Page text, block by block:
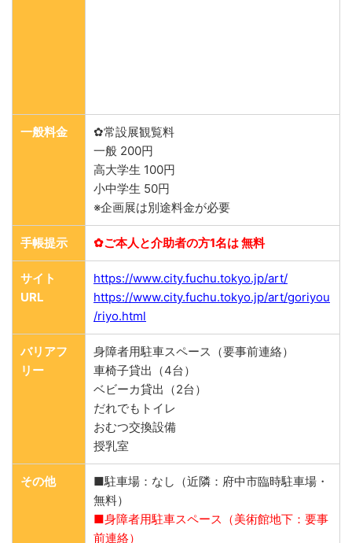
一般料金
✿常設展観覧料
一般 200円
高大学生 100円
小中学生 50円
※企画展は別途料金が必要
手帳提示 ✿ご本人と介助者の方1名は 無料
サイト
URL
https://www.city.fuchu.tokyo.jp/art/
https://www.city.fuchu.tokyo.jp/art/goriyou
/riyo.html
バリアフ
リー
身障者用駐車スペース（要事前連絡）
車椅子貸出（4台）
ベビーカ貸出（2台）
だれでもトイレ
おむつ交換設備
授乳室
その他
■駐車場：なし（近隣：府中市臨時駐車場・
無料）
■身障者用駐車スペース（美術館地下：要事
前連絡）